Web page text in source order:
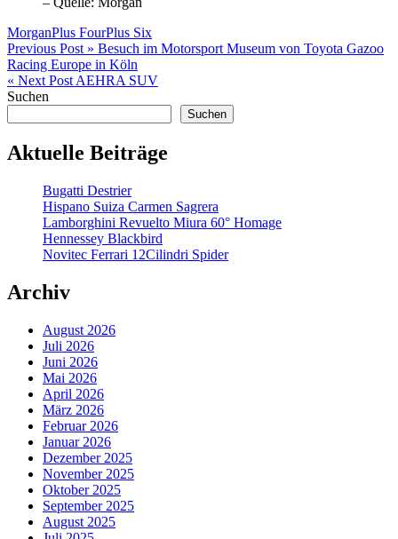
MorganPlus FourPlus Six
Beitragsnavigation
Previous Post » Besuch im Motorsport Museum von Toyota Gazoo
Racing Europe in Köln
« Next Post AEHRA SUV
Suchen
Suchen
Aktuelle Beiträge
Bugatti Destrier
Hispano Suiza Carmen Sagrera
Lamborghini Revuelto Miura 60° Homage
Hennessey Blackbird
Novitec Ferrari 12Cilindri Spider
Archiv
August 2026
Juli 2026
Juni 2026
Mai 2026
April 2026
März 2026
Februar 2026
Januar 2026
Dezember 2025
November 2025
Oktober 2025
September 2025
August 2025